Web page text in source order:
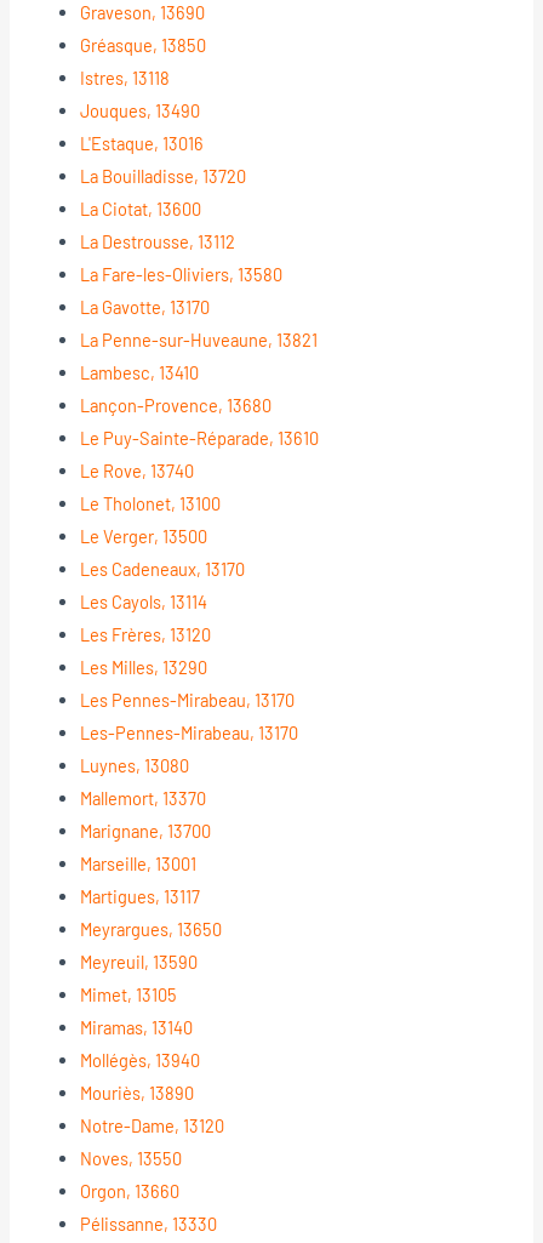
Graveson, 13690
Gréasque, 13850
Istres, 13118
Jouques, 13490
L'Estaque, 13016
La Bouilladisse, 13720
La Ciotat, 13600
La Destrousse, 13112
La Fare-les-Oliviers, 13580
La Gavotte, 13170
La Penne-sur-Huveaune, 13821
Lambesc, 13410
Lançon-Provence, 13680
Le Puy-Sainte-Réparade, 13610
Le Rove, 13740
Le Tholonet, 13100
Le Verger, 13500
Les Cadeneaux, 13170
Les Cayols, 13114
Les Frères, 13120
Les Milles, 13290
Les Pennes-Mirabeau, 13170
Les-Pennes-Mirabeau, 13170
Luynes, 13080
Mallemort, 13370
Marignane, 13700
Marseille, 13001
Martigues, 13117
Meyrargues, 13650
Meyreuil, 13590
Mimet, 13105
Miramas, 13140
Mollégès, 13940
Mouriès, 13890
Notre-Dame, 13120
Noves, 13550
Orgon, 13660
Pélissanne, 13330